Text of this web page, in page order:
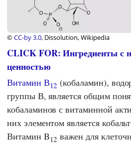
©CC-by 3.0, Dissolution, Wikipedia
CLICK FOR: Ингредиенты с
ценностью
Витамин В12 (кобаламин),
группы В, является общим
кобаламинов с витаминной
них элементом является
Витамин B12 важен для